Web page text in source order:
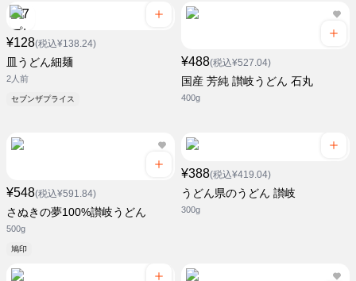
¥128(税込¥138.24)
皿うどん細麺
2人前
セブンザプライス
¥488(税込¥527.04)
国産 芳純 讃岐うどん 石丸
400g
¥548(税込¥591.84)
さぬきの夢100%讃岐うどん
500g
鳩印
¥388(税込¥419.04)
うどん県のうどん 讃岐
300g